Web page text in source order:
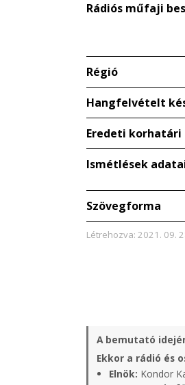
Rádiós műfaji
Régió
Hangfelvételt
Eredeti korhatári
Ismétlések
Szövegforma
Létrehozva: 2021. 09.
A bemutató
Ekkor a rádió és
Elnök: Kondor